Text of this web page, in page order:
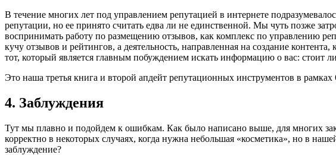
В течение многих лет под управлением репутацией в интернете
репутации, но ее принято считать едва ли не единственной. Мы чуть позже
воспринимать работу по размещению отзывов, как комплекс по управлению
кучу отзывов и рейтингов, а деятельность, направленная на создание
тот, который является главным побуждением искать информацию о вас: стоит
Это наша третья книга и второй апдейт репутационных инструментов в
4. Заблуждения
Тут мы плавно и подойдем к ошибкам. Как было написано выше, для многих
корректно в некоторых случаях, когда нужна небольшая «косметика», но в
заблуждение?